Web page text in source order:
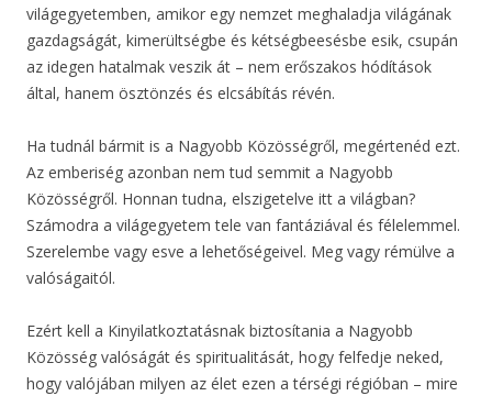
világegyetemben, amikor egy nemzet meghaladja világának
gazdagságát, kimerültségbe és kétségbeesésbe esik, csupán
az idegen hatalmak veszik át – nem erőszakos hódítások
által, hanem ösztönzés és elcsábítás révén.
Ha tudnál bármit is a Nagyobb Közösségről, megértenéd ezt.
Az emberiség azonban nem tud semmit a Nagyobb
Közösségről. Honnan tudna, elszigetelve itt a világban?
Számodra a világegyetem tele van fantáziával és félelemmel.
Szerelembe vagy esve a lehetőségeivel. Meg vagy rémülve a
valóságaitól.
Ezért kell a Kinyilatkoztatásnak biztosítania a Nagyobb
Közösség valóságát és spiritualitását, hogy felfedje neked,
hogy valójában milyen az élet ezen a térségi régióban – mire